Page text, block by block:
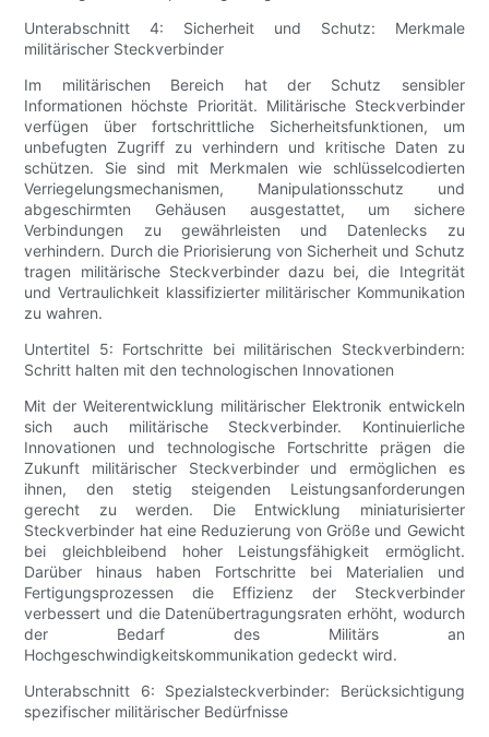
Unterabschnitt 4: Sicherheit und Schutz: Merkmale
militärischer Steckverbinder
Im militärischen Bereich hat der Schutz sensibler
Informationen höchste Priorität. Militärische Steckverbinder
verfügen über fortschrittliche Sicherheitsfunktionen, um
unbefugten Zugriff zu verhindern und kritische Daten zu
schützen. Sie sind mit Merkmalen wie schlüsselcodierten
Verriegelungsmechanismen, Manipulationsschutz und
abgeschirmten Gehäusen ausgestattet, um sichere
Verbindungen zu gewährleisten und Datenlecks zu
verhindern. Durch die Priorisierung von Sicherheit und Schutz
tragen militärische Steckverbinder dazu bei, die Integrität
und Vertraulichkeit klassifizierter militärischer Kommunikation
zu wahren.
Untertitel 5: Fortschritte bei militärischen Steckverbindern:
Schritt halten mit den technologischen Innovationen
Mit der Weiterentwicklung militärischer Elektronik entwickeln
sich auch militärische Steckverbinder. Kontinuierliche
Innovationen und technologische Fortschritte prägen die
Zukunft militärischer Steckverbinder und ermöglichen es
ihnen, den stetig steigenden Leistungsanforderungen
gerecht zu werden. Die Entwicklung miniaturisierter
Steckverbinder hat eine Reduzierung von Größe und Gewicht
bei gleichbleibend hoher Leistungsfähigkeit ermöglicht.
Darüber hinaus haben Fortschritte bei Materialien und
Fertigungsprozessen die Effizienz der Steckverbinder
verbessert und die Datenübertragungsraten erhöht, wodurch
der Bedarf des Militärs an
Hochgeschwindigkeitskommunikation gedeckt wird.
Unterabschnitt 6: Spezialsteckverbinder: Berücksichtigung
spezifischer militärischer Bedürfnisse